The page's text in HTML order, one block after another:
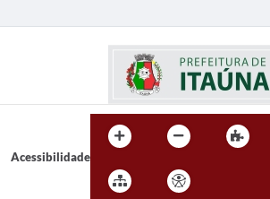
Acessibilidade